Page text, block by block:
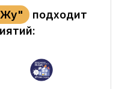
Жу"
подходит